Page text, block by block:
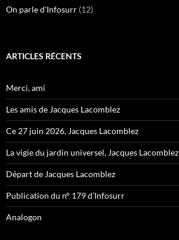
On parle d'Infosurr (12)
ARTICLES RÉCENTS
Merci, ami
Les amis de Jacques Lacomblez
Ce 27 juin 2026, Jacques Lacomblez
La vigie du jardin universel, Jacques Lacomblez
Départ de Jacques Lacomblez
Publication du n° 179 d’Infosurr
Analogon